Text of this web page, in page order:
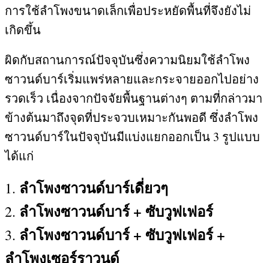
การใช้ลำโพงขนาดเล็กเพื่อประหยัดพื้นที่จึงยังไม่
เกิดขึ้น
ผิดกับสถานการณ์ปัจจุบันซึ่งความนิยมใช้ลำโพง
ซาวนด์บาร์เริ่มแพร่หลายและกระจายออกไปอย่าง
รวดเร็ว เนื่องจากปัจจัยพื้นฐานต่างๆ ตามที่กล่าวมา
ข้างต้นมาถึงจุดที่ประจวบเหมาะกันพอดี ซึ่งลำโพง
ซาวนด์บาร์ในปัจจุบันมีแบ่งแยกออกเป็น 3 รูปแบบ
ได้แก่
1. ลำโพงซาวนด์บาร์เดี่ยวๆ
2. ลำโพงซาวนด์บาร์+ ซับวูฟเฟอร์
3. ลำโพงซาวนด์บาร์+ ซับวูฟเฟอร์+
ลำโพงเซอร์ราวนด์